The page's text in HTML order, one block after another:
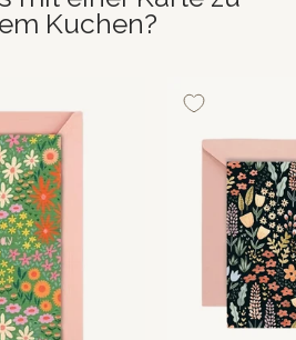
Kuchen?